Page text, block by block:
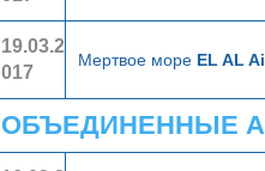
19.03.2
017
Мертвое море EL AL
ОБЪЕДИНЕННЫЕ